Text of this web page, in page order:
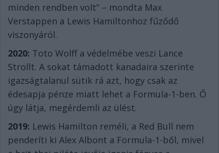
minden rendben volt” – mondta Max
Verstappen a Lewis Hamiltonhoz fűződő
viszonyáról.
2020: Toto Wolff a védelmébe veszi Lance
Strollt. A sokat támadott kanadaira szerinte
igazságtalanul sütik rá azt, hogy csak az
édesapja pénze miatt lehet a Formula-1-ben. Ő
úgy látja, megérdemli az ülést.
2019: Lewis Hamilton reméli, a Red Bull nem
penderíti ki Alex Albont a Formula-1-ből, mivel